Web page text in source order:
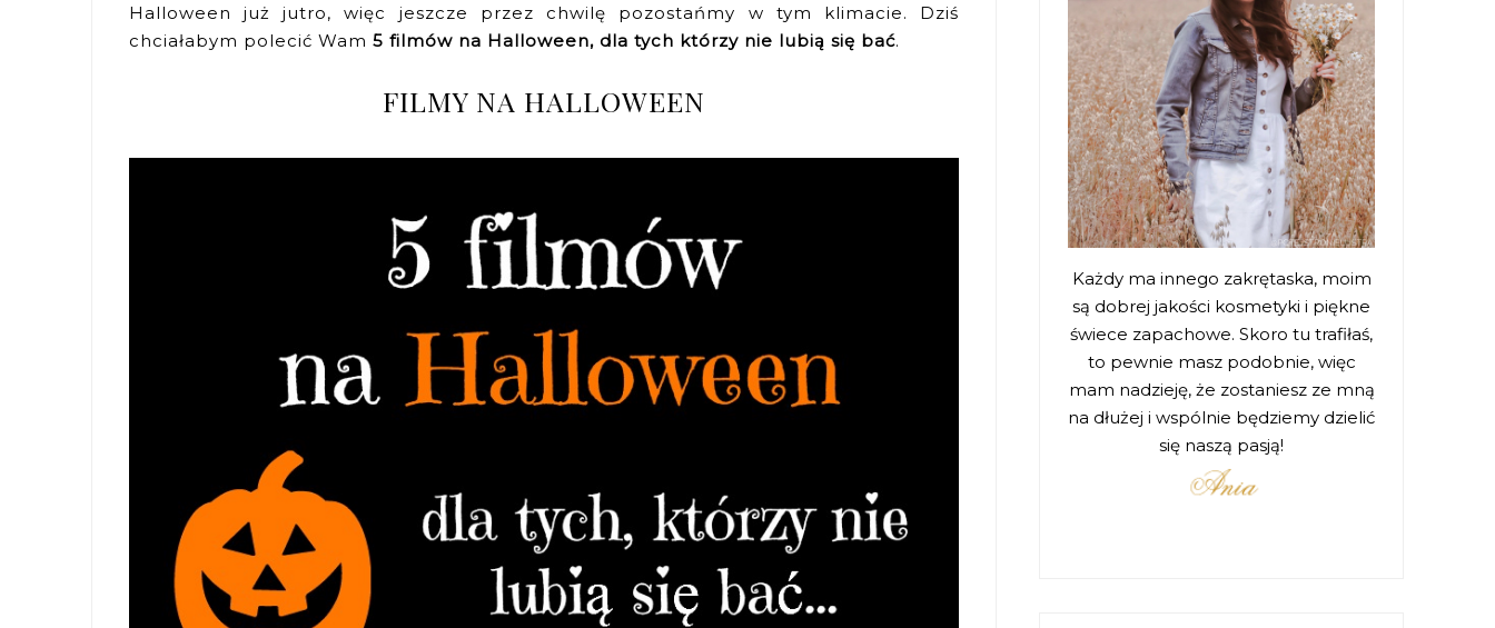
Halloween już jutro, więc jeszcze przez chwilę pozostańmy w tym klimacie. Dziś
chciałabym polecić Wam 5 filmów na Halloween, dla tych którzy nie lubią się bać.
FILMY NA HALLOWEEN
Każdy ma innego zakrętaska, moim
są dobrej jakości kosmetyki i piękne
świece zapachowe. Skoro tu trafiłaś,
to pewnie masz podobnie, więc
mam nadzieję, że zostaniesz ze mną
na dłużej i wspólnie będziemy dzielić
się naszą pasją!